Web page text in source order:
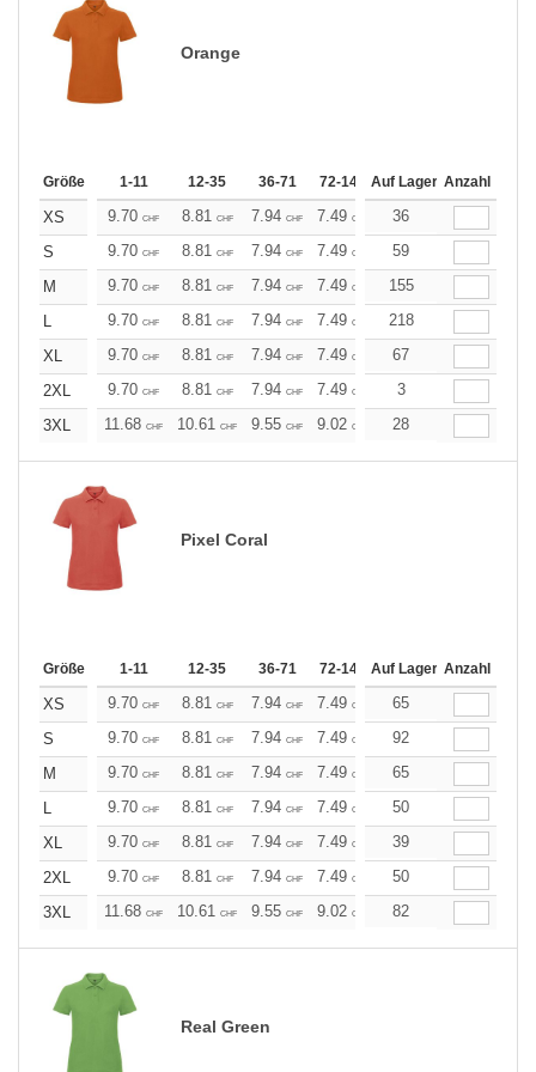
Orange
Größe 1-11 12-35 36-71 72-143 144-287 288 +
Auf Lager Anzahl
XS 9.70 CHF 8.81 CHF 7.94 CHF 7.49 CHF 7.05
36
S
9.70 CHF 8.81 CHF 7.94 CHF 7.49 CHF 7.05
59
M
9.70 CHF 8.81 CHF 7.94 CHF 7.49 CHF 7.05
155
L
9.70 CHF 8.81 CHF 7.94 CHF 7.49 CHF 7.05
218
XL
9.70 CHF 8.81 CHF 7.94 CHF 7.49 CHF 7.05
67
2XL
9.70 CHF 8.81 CHF 7.94 CHF 7.49 CHF 7.05
3
3XL
11.68 CHF 10.61 CHF 9.55 CHF 9.02 CHF 8.49
28
Pixel Coral
Größe 1-11 12-35 36-71 72-143 144-287 288 +
Auf Lager Anzahl
XS 9.70 CHF 8.81 CHF 7.94 CHF 7.49 CHF 7.05
65
S
9.70 CHF 8.81 CHF 7.94 CHF 7.49 CHF 7.05
92
M
9.70 CHF 8.81 CHF 7.94 CHF 7.49 CHF 7.05
65
L
9.70 CHF 8.81 CHF 7.94 CHF 7.49 CHF 7.05
50
XL
9.70 CHF 8.81 CHF 7.94 CHF 7.49 CHF 7.05
39
2XL
9.70 CHF 8.81 CHF 7.94 CHF 7.49 CHF 7.05
50
3XL
11.68 CHF 10.61 CHF 9.55 CHF 9.02 CHF 8.49
82
Real Green